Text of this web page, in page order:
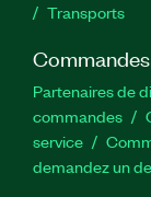
Transports
Commandes
Partenaires de
commandes
service
demandez un